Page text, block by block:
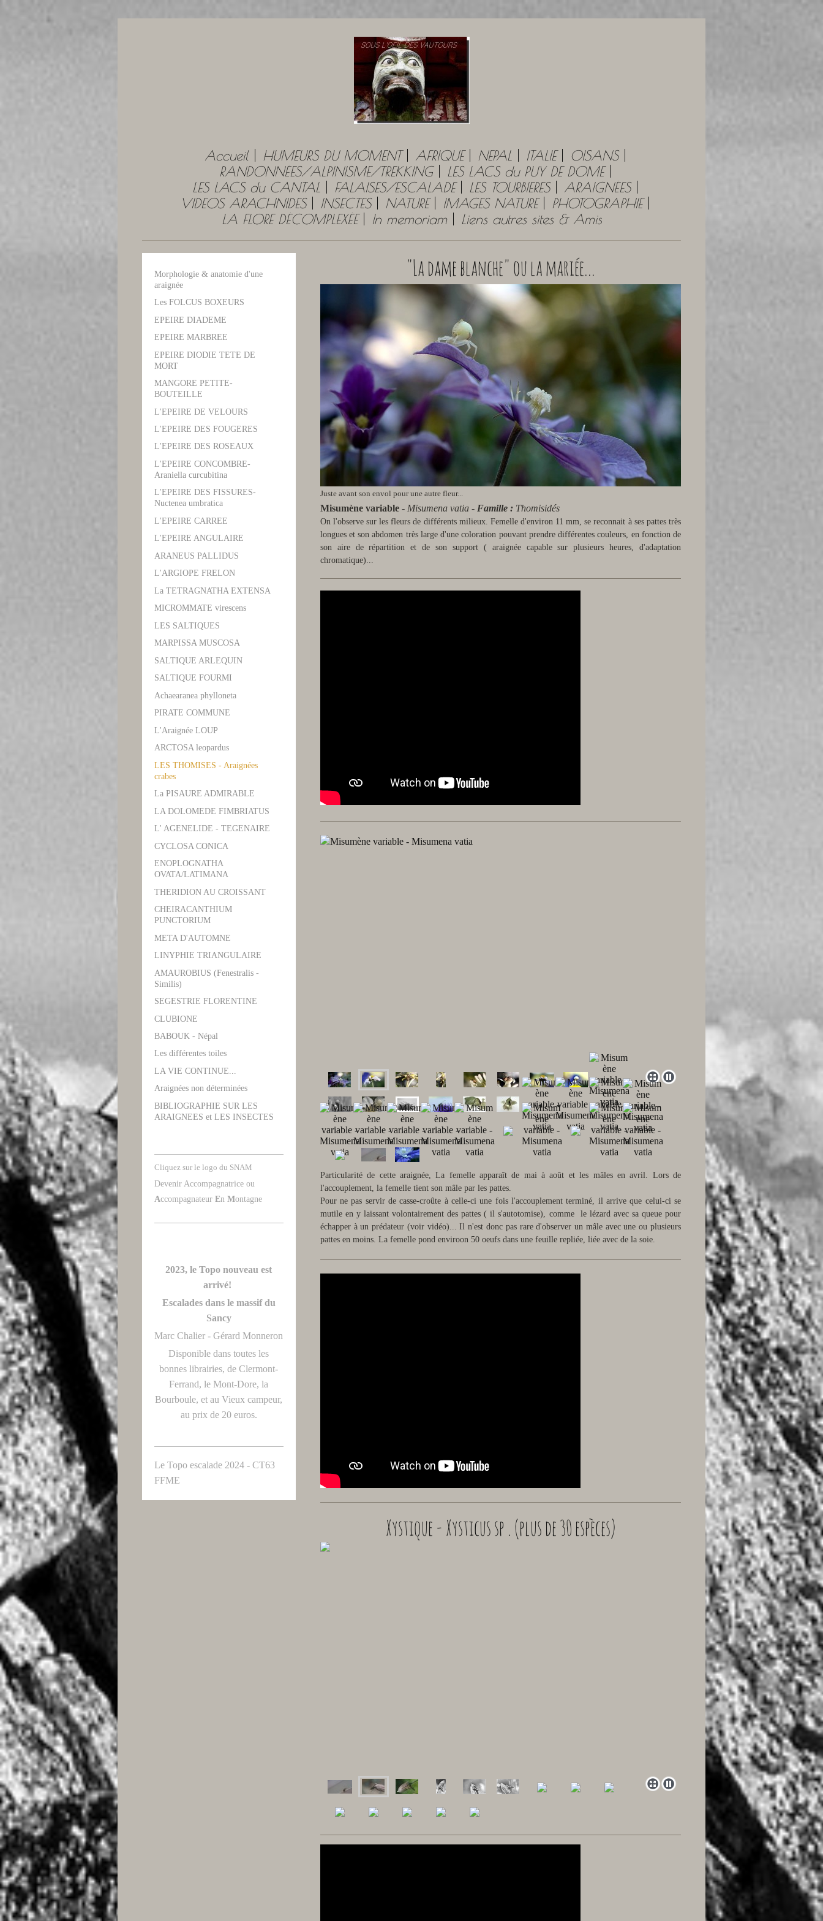
Accueil HUMEURS DU MOMENT AFRIQUE NEPAL ITALIE
OISANS
RANDONNÉES/ALPINISME/TREKKING
LES LACS du PUY DE DOME
LES LACS du CANTAL
FALAISES/ESCALADE LES TOURBIERES
ARAIGNÉES
VIDEOS ARACHNIDES
INSECTES NATURE IMAGES NATURE
PHOTOGRAPHIE
LA FLORE DÉCOMPLEXÉE
In memoriam Liens autres sites & Amis
"La dame blanche" ou la mariée...
Juste avant son envol pour une autre fleur...
Misumène variable- Misumena vatia - Famille :Thomisidés
On l'observe sur les fleurs de différents milieux. Femelle d'environ 11 mm, se reconnait à ses pattes très
longues et son abdomen très large d'une coloration pouvant prendre différentes couleurs, en fonction de
son aire de répartition et de son support ( araignée capable sur plusieurs heures, d'adaptation
chromatique)...
Particularité de cette araignée, La femelle apparaît de mai à août et les mâles en avril. Lors de
l'accouplement, la femelle tient son mâle par les pattes.
Pour ne pas servir de casse-croûte à celle-ci une fois l'accouplement terminé, il arrive que celui-ci se
mutile en y laissant volontairement des pattes ( il s'autotomise), comme le lézard avec sa queue pour
échapper à un prédateur (voir vidéo)... Il n'est donc pas rare d'observer un mâle avec une ou plusieurs
pattes en moins. La femelle pond enviroon 50 oeufs dans une feuille repliée, liée avec de la soie.
Xystique - Xysticus sp . (plus de 30 espèces)
Morphologie & anatomie d'une
araignée
Les FOLCUS BOXEURS
EPEIRE DIADEME
EPEIRE MARBREE
EPEIRE DIODIE TETE DE
MORT
MANGORE PETITE-
BOUTEILLE
L'EPEIRE DE VELOURS
L'EPEIRE DES FOUGERES
L'EPEIRE DES ROSEAUX
L'EPEIRE CONCOMBRE-
Araniella curcubitina
L'EPEIRE DES FISSURES-
Nuctenea umbratica
L'EPEIRE CARREE
L'EPEIRE ANGULAIRE
ARANEUS PALLIDUS
L'ARGIOPE FRELON
La TETRAGNATHA EXTENSA
MICROMMATE virescens
LES SALTIQUES
MARPISSA MUSCOSA
SALTIQUE ARLEQUIN
SALTIQUE FOURMI
Achaearanea phylloneta
PIRATE COMMUNE
L'Araignée LOUP
ARCTOSA leopardus
LES THOMISES - Araignées
crabes
La PISAURE ADMIRABLE
LA DOLOMEDE FIMBRIATUS
L' AGENELIDE - TEGENAIRE
CYCLOSA CONICA
ENOPLOGNATHA
OVATA/LATIMANA
THERIDION AU CROISSANT
CHEIRACANTHIUM
PUNCTORIUM
META D'AUTOMNE
LINYPHIE TRIANGULAIRE
AMAUROBIUS (Fenestralis -
Similis)
SEGESTRIE FLORENTINE
CLUBIONE
BABOUK - Népal
Les différentes toiles
LA VIE CONTINUE...
Araignées non déterminées
BIBLIOGRAPHIE SUR LES
ARAIGNEES et LES INSECTES
Cliquez sur le logo du SNAM
Devenir Accompagnatrice ou
Accompagnateur En Montagne
2023, le Topo nouveau est
arrivé!
Escalades dans le massif du
Sancy
Marc Chalier - Gérard Monneron
Disponible dans toutes les
bonnes librairies, de Clermont-
Ferrand, le Mont-Dore, la
Bourboule, et au Vieux campeur,
au prix de 20 euros.
Le Topo escalade 2024 - CT63
FFME